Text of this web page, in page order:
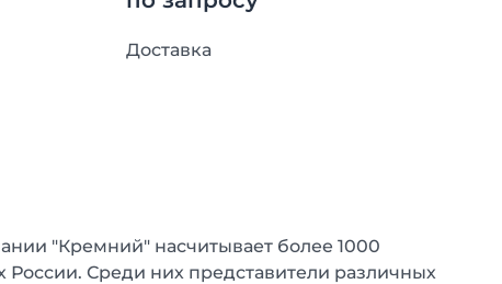
Доставка
"Кремний" насчитывает более 1000
России. Среди них представители различных